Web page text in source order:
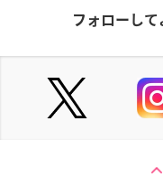
フォローして